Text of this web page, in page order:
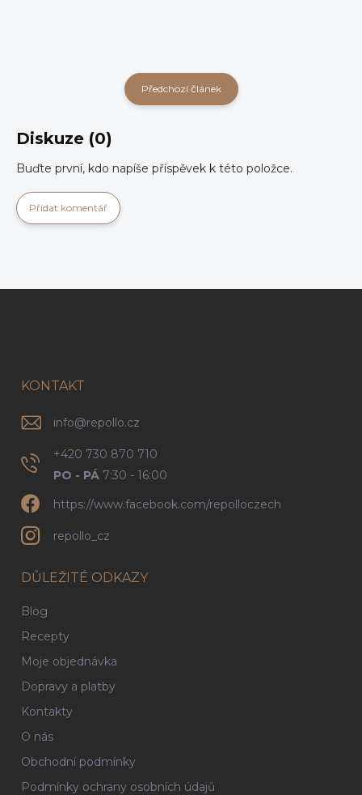
Předchozí článek
Diskuze (0)
Buďte první, kdo napíše příspěvek k této položce.
Přidat komentář
KONTAKT
info@repollo.cz
+420 730 870 710
PO - PÁ 7:30 - 16:00
https://www.facebook.com/repolloczech
repollo_cz
DŮLEŽITÉ ODKAZY
Blog
Recepty
Moje objednávka
Dopravy a platby
Kontakty
O nás
Obchodní podmínky
Podmínky ochrany osobních údajů